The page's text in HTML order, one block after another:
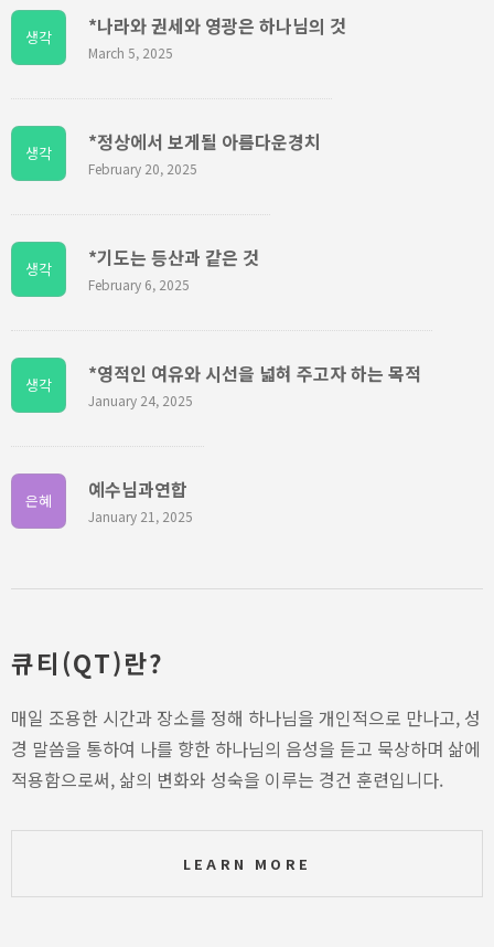
생각 *나라와 권세와 영광은 하나님의 것
March 5, 2025
생각 *정상에서 보게될 아름다운경치
February 20, 2025
생각 *기도는 등산과 같은 것
February 6, 2025
생각 *영적인 여유와 시선을 넓혀 주고자 하는 목적
January 24, 2025
은혜 예수님과연합
January 21, 2025
큐티(QT)란?
매일 조용한 시간과 장소를 정해 하나님을 개인적으로 만나고, 성
경 말씀을 통하여 나를 향한 하나님의 음성을 듣고 묵상하며 삶에
적용함으로써, 삶의 변화와 성숙을 이루는 경건 훈련입니다.
LEARN MORE